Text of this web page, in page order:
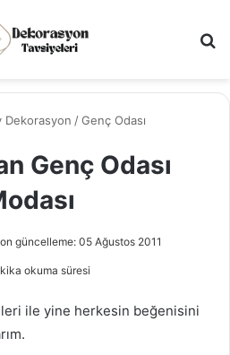
Dekorasyon /Genç Odası
Genç Odası
güncelleme: 05 Ağustos 2011
okuma süresi
ile yine herkesin beğenisini